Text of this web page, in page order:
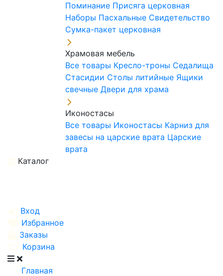
Поминание Присяга церковная
Наборы Пасхальные Свидетельство
Сумка-пакет церковная
Храмовая мебель
Все товары Кресло-троны Седалища
Стасидии Столы литийные Ящики
свечные Двери для храма
Иконостасы
Все товары Иконостасы Карниз для
завесы на царские врата Царские
врата
Каталог
Вход
Избранное
Заказы
Корзина
Главная